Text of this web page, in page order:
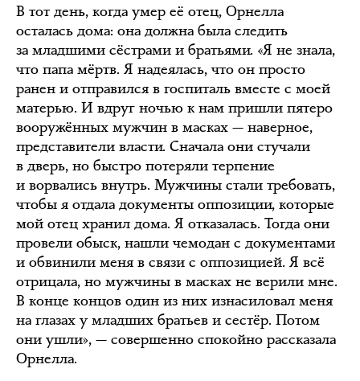
В тот день, когда умер её отец, Орнелла
осталась дома: она должна была следить
за младшими сёстрами и братьями. «Я не знала,
что папа мёртв. Я надеялась, что он просто
ранен и отправился в госпиталь вместе с моей
матерью. И вдруг ночью к нам пришли пятеро
вооружённых мужчин в масках — наверное,
представители власти. Сначала они стучали
в дверь, но быстро потеряли терпение
и ворвались внутрь. Мужчины стали требовать,
чтобы я отдала документы оппозиции, которые
мой отец хранил дома. Я отказалась. Тогда они
провели обыск, нашли чемодан с документами
и обвинили меня в связи с оппозицией. Я всё
отрицала, но мужчины в масках не верили мне.
В конце концов один из них изнасиловал меня
на глазах у младших братьев и сестёр. Потом
они ушли», — совершенно спокойно рассказала
Орнелла.